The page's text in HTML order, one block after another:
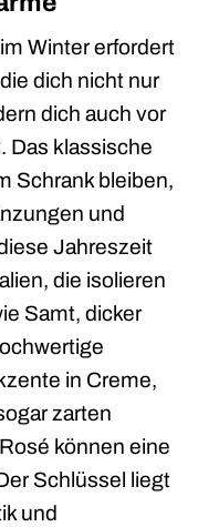
Winter erfordert
dich nicht nur
dich auch vor
Das klassische
Schrank bleiben,
und
Jahreszeit
die isolieren
Samt, dicker
in Creme,
zarten
können eine
Schlüssel liegt
und